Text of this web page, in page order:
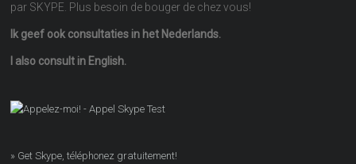
par SKYPE. Plus besoin de bouger de chez vous!
Ik geef ook consultaties in het Nederlands.
I also consult in English.
» Get Skype, téléphonez gratuitement!